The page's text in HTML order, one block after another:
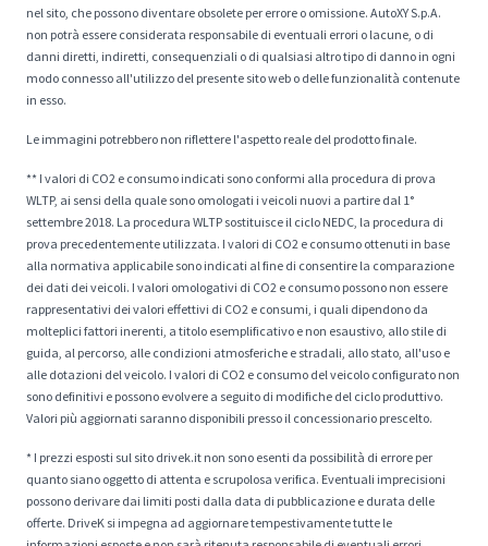
nel sito, che possono diventare obsolete per errore o omissione. AutoXY S.p.A.
non potrà essere considerata responsabile di eventuali errori o lacune, o di
danni diretti, indiretti, consequenziali o di qualsiasi altro tipo di danno in ogni
modo connesso all'utilizzo del presente sito web o delle funzionalità contenute
in esso.
Le immagini potrebbero non riflettere l'aspetto reale del prodotto finale.
** I valori di CO2 e consumo indicati sono conformi alla procedura di prova
WLTP, ai sensi della quale sono omologati i veicoli nuovi a partire dal 1°
settembre 2018. La procedura WLTP sostituisce il ciclo NEDC, la procedura di
prova precedentemente utilizzata. I valori di CO2 e consumo ottenuti in base
alla normativa applicabile sono indicati al fine di consentire la comparazione
dei dati dei veicoli. I valori omologativi di CO2 e consumo possono non essere
rappresentativi dei valori effettivi di CO2 e consumi, i quali dipendono da
molteplici fattori inerenti, a titolo esemplificativo e non esaustivo, allo stile di
guida, al percorso, alle condizioni atmosferiche e stradali, allo stato, all'uso e
alle dotazioni del veicolo. I valori di CO2 e consumo del veicolo configurato non
sono definitivi e possono evolvere a seguito di modifiche del ciclo produttivo.
Valori più aggiornati saranno disponibili presso il concessionario prescelto.
* I prezzi esposti sul sito drivek.it non sono esenti da possibilità di errore per
quanto siano oggetto di attenta e scrupolosa verifica. Eventuali imprecisioni
possono derivare dai limiti posti dalla data di pubblicazione e durata delle
offerte. DriveK si impegna ad aggiornare tempestivamente tutte le